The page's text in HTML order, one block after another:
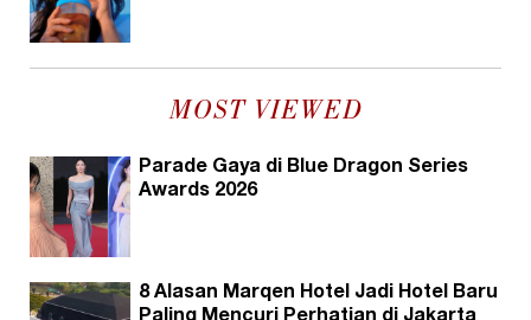
MOST VIEWED
Parade Gaya di Blue Dragon Series
Awards 2026
8 Alasan Marqen Hotel Jadi Hotel Baru